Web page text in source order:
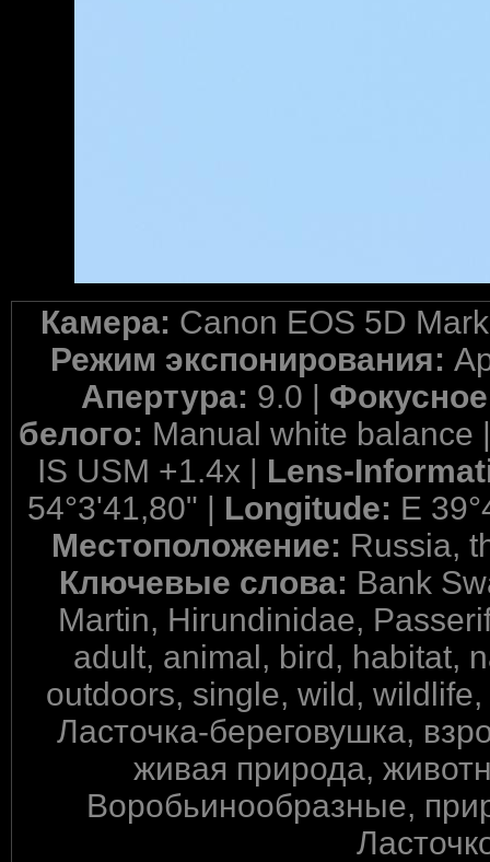
Камера: Canon EOS 5D
Режим экспонирования:
Апертура: 9.0 |
белого: Manual white balance
IS USM +1.4x | Lens-
54°3'41,80" | Longitude: E
Местоположение: Russia,
Ключевые слова: Bank
Martin, Hirundinidae,
adult, animal, bird, habitat,
outdoors, single, wild,
Ласточка-береговушка,
живая природа,
Воробьинообразные,